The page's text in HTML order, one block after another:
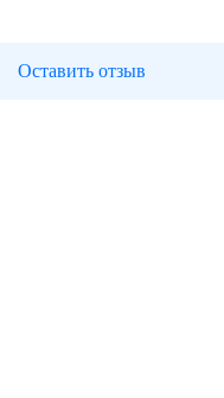
Оставить отзыв